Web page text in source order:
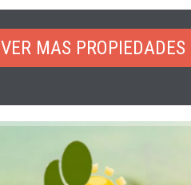
VER MAS PROPIEDADES